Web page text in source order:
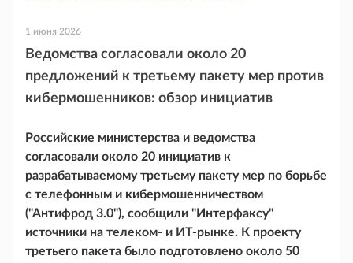
1 июня 2026
Ведомства согласовали около 20
предложений к третьему пакету мер против
кибермошенников: обзор инициатив
Российские министерства и ведомства
согласовали около 20 инициатив к
разрабатываемому третьему пакету мер по борьбе
с телефонным и кибермошенничеством
("Антифрод 3.0"), сообщили "Интерфаксу"
источники на телеком- и ИТ-рынке. К проекту
третьего пакета было подготовлено около 50